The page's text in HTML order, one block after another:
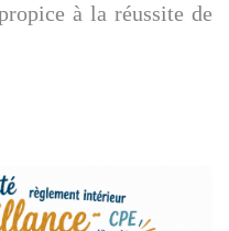
à la réussite de